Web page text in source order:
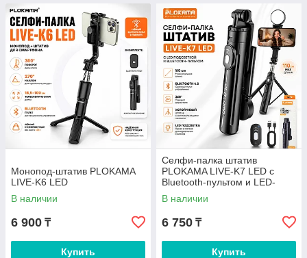
Монопод-штатив PLOKAMA
LIVE-K6 LED
В наличии
6 900 ₸
Купить
Селфи-палка штатив
PLOKAMA LIVE-K7 LED с
Bluetooth-пультом и LED-
подсветкой, 110 см
В наличии
6 750 ₸
Купить